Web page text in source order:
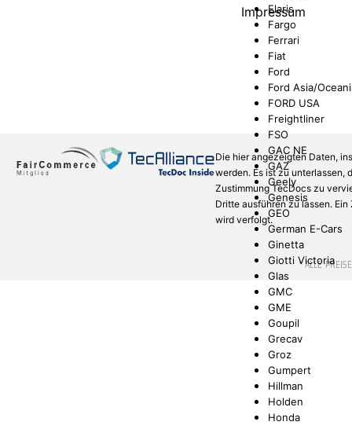
Elaris
Fargo
Ferrari
Fiat
Ford
Ford Asia/
FORD USA
Freightliner
FSO
GAC NE
GAZ
Geely
Genesis
GEO
German E-Cars
Ginetta
Giotti Victoria
Glas
GMC
GME
Goupil
Grecav
Groz
Gumpert
Hillman
Holden
Honda
Impressum
Die hier angezeigten Daten,
werden. Es ist zu unterlassen,
Zustimmung TecDocs zu
Dritte ausführen zu lassen.
wird verfolgt.
* ALLE